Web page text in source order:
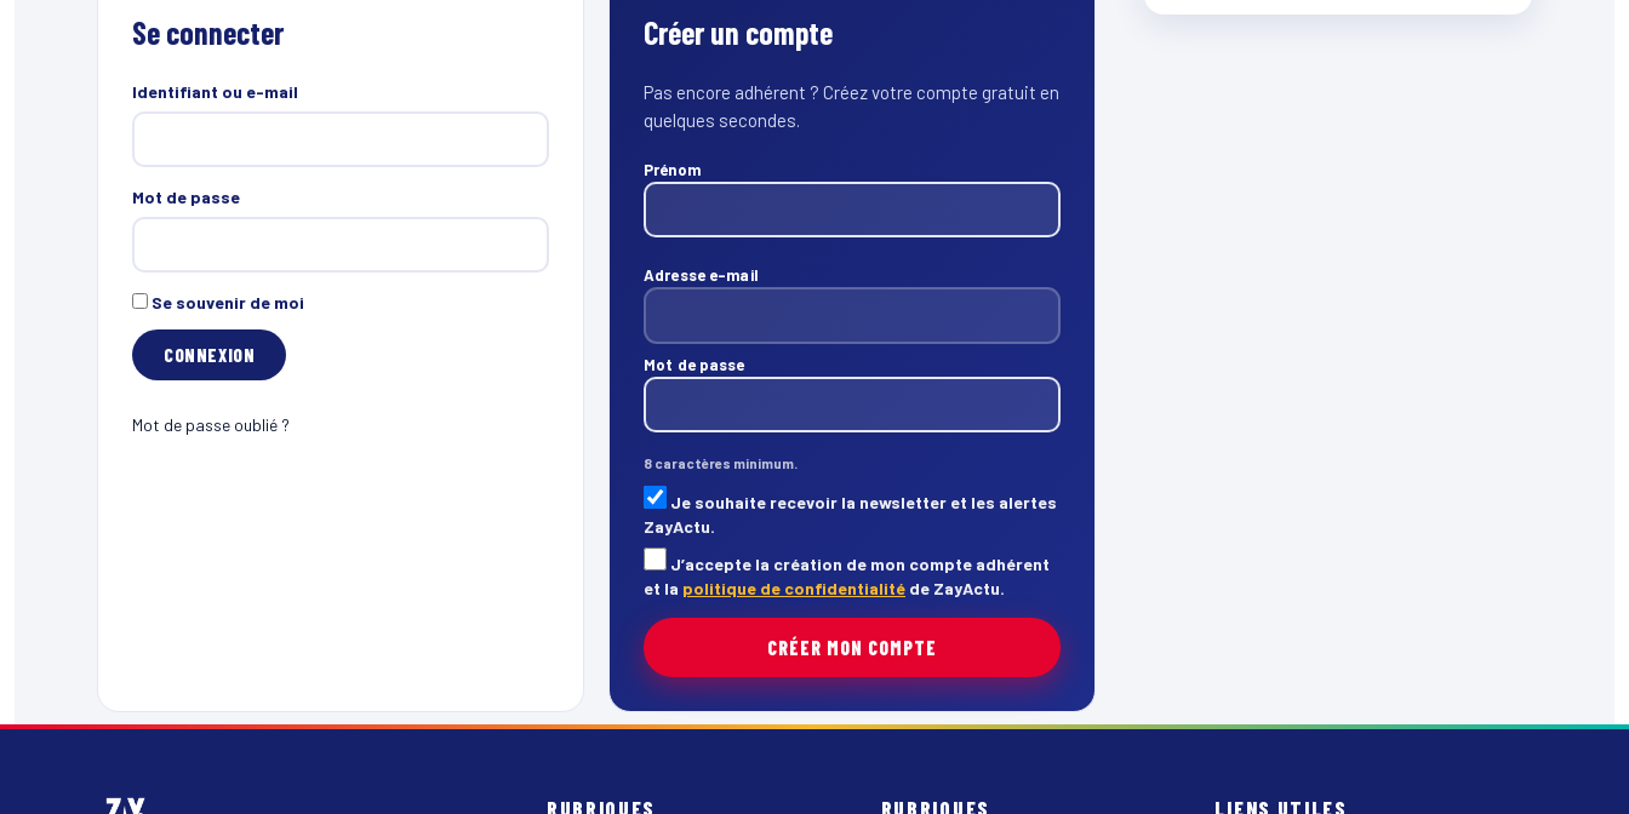
Se connecter
Identifiant ou e-mail
Mot de passe
Se souvenir de moi
Mot de passe oublié ?
Créer un compte
Pas encore adhérent ? Créez votre compte gratuit en
quelques secondes.
Prénom
Adresse e-mail
Mot de passe
8 caractères minimum.
Je souhaite recevoir la newsletter et les alertes
ZayActu.
J’accepte la création de mon compte adhérent
et la politique de confidentialité de ZayActu.
CRÉER MON COMPTE
RUBRIQUES RUBRIQUES LIENS UTILES